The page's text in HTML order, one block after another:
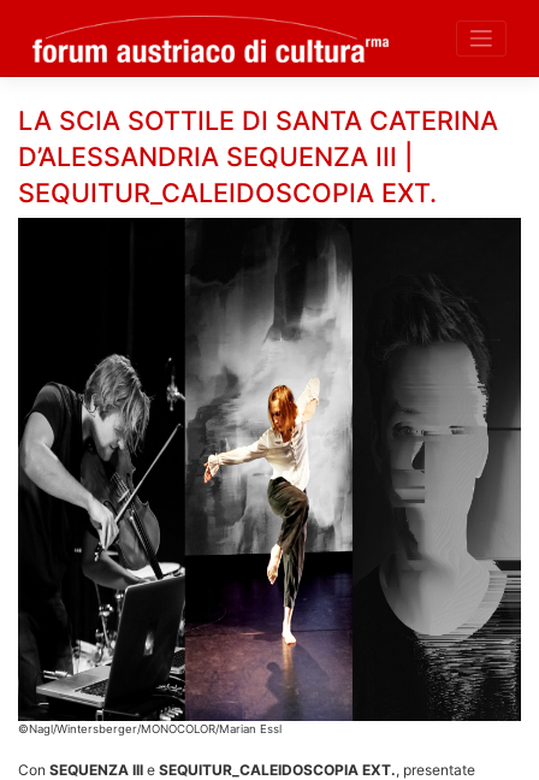
Skip
content
LA SCIA SOTTILE DI SANTA CATERINA
D’ALESSANDRIA SEQUENZA III |
SEQUITUR_CALEIDOSCOPIA EXT.
©Nagl/Wintersberger/MONOCOLOR/Marian Essl
Con SEQUENZA III e SEQUITUR_CALEIDOSCOPIA EXT., presentate